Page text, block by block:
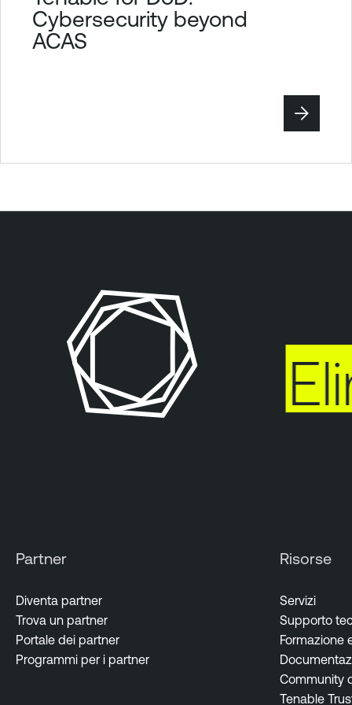
Cybersecurity beyond
ACAS
Partner
Diventa partner
Trova un partner
Portale dei partner
Programmi per i partner
Risorse
Servizi
Supporto
Formazione
Community
Tenable